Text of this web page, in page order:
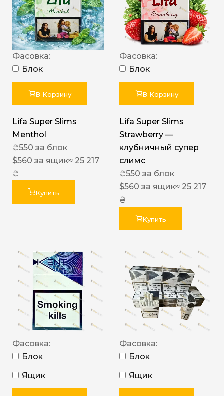
Фасовка:
Блок
В Корзину
Lifa Super Slims
Menthol
₴550 за блок
$560 за ящик≈ 25 217
₴
Купить
Фасовка:
Блок
В Корзину
Lifa Super Slims
Strawberry —
клубничный супер
слимс
₴550 за блок
$560 за ящик≈ 25 217
₴
Купить
Фасовка:
Блок
Ящик
Фасовка:
Блок
Ящик